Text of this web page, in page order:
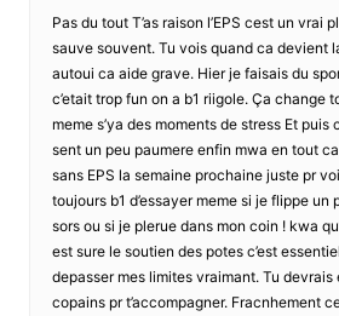
Pas du tout T’as raison l’EPS cest un vrai
sauve souvent. Tu vois quand ca devient
autoui ca aide grave. Hier je faisais du
c’etait trop fun on a b1 riigole. Ça change
meme s’ya des moments de stress Et puis
sent un peu paumere enfin mwa en tout
sans EPS la semaine prochaine juste pr
toujours b1 d’essayer meme si je flippe un
sors ou si je plerue dans mon coin ! kwa
est sure le soutien des potes c’est
depasser mes limites vraimant. Tu
copains pr t’accompagner. Fracnhement